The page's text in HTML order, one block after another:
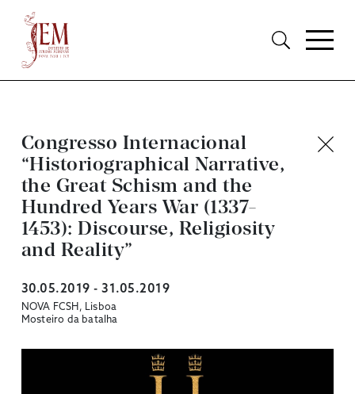
Congresso Internacional
“Historiographical Narrative,
the Great Schism and the
Hundred Years War (1337-
1453): Discourse, Religiosity
and Reality”
30.05.2019 - 31.05.2019
NOVA FCSH, Lisboa
Mosteiro da batalha